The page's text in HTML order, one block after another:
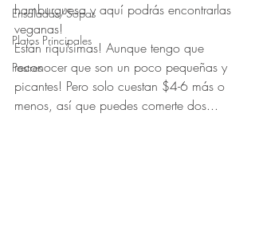
Ensaladas/Sopas
Platos Principales
Postres
hamburguesa y aquí podrás encontrarlas
veganas!
Están riquísimas! Aunque tengo que
reconocer que son un poco pequeñas y
picantes! Pero solo cuestan $4-6 más o
menos, así que puedes comerte dos...